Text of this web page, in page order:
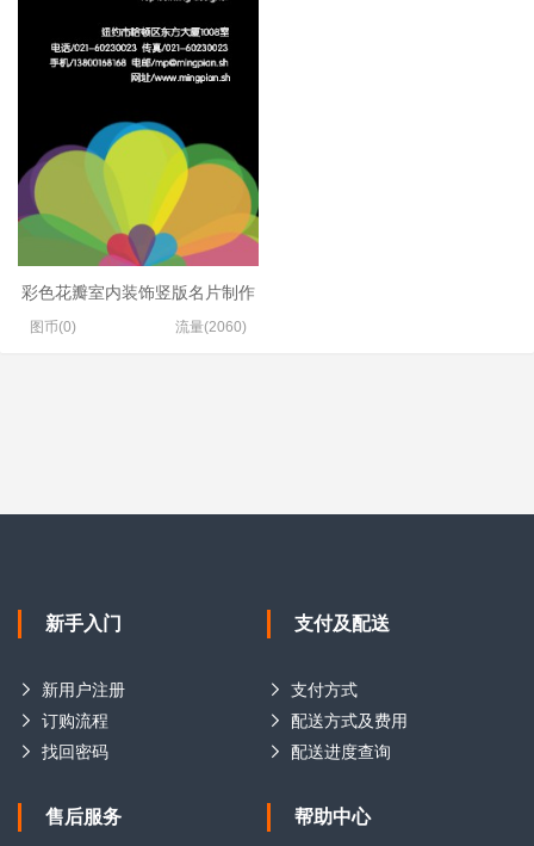
彩色花瓣室内装饰竖版名片制作
图币(0) 流量(2060)
新手入门
新用户注册
订购流程
找回密码
支付及配送
支付方式
配送方式及费用
配送进度查询
售后服务 帮助中心